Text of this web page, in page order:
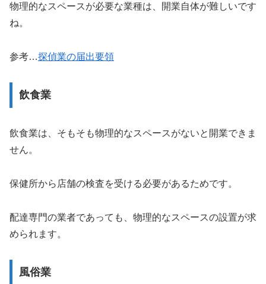
物理的なスペースが必要な業種は、開業自体が難しいです
ね。
参考…探偵業の届出要領
飲食業
飲食業は、そもそも物理的なスペースがないと開業できま
せん。
保健所から店舗の検査を受ける必要があるためです。
配達専門の業者であっても、物理的なスペースの設置が求
められます。
風俗業